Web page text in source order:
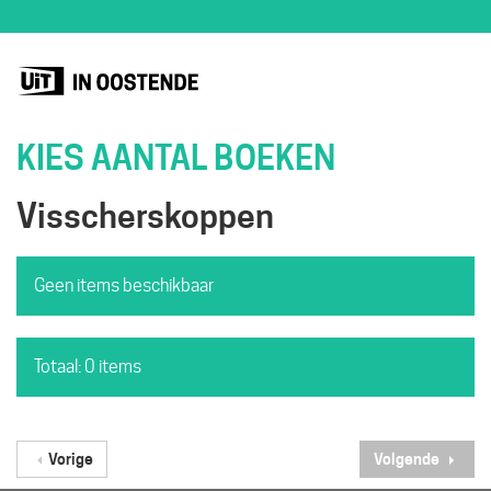
KIES AANTAL BOEKEN
Visscherskoppen
Geen items beschikbaar
Totaal: 0 items
Vorige Volgende